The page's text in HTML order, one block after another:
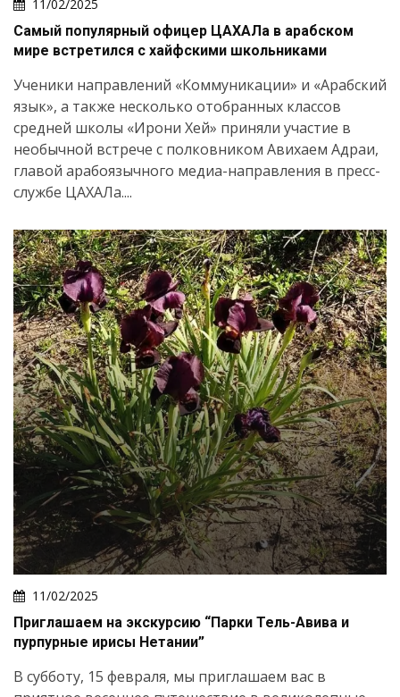
Искать
11/02/2025
Самый популярный офицер ЦАХАЛа в арабском
мире встретился с хайфскими школьниками
Ученики направлений «Коммуникации» и «Арабский
язык», а также несколько отобранных классов
средней школы «Ирони Хей» приняли участие в
необычной встрече с полковником Авихаем Адраи,
главой арабоязычного медиа-направления в пресс-
службе ЦАХАЛа....
11/02/2025
Приглашаем на экскурсию “Парки Тель-Авива и
пурпурные ирисы Нетании”
В субботу, 15 февраля, мы приглашаем вас в